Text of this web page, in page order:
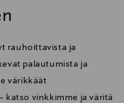
rauhoittavista ja
palautumista ja
värikkäät
katso vinkkimme ja väritä